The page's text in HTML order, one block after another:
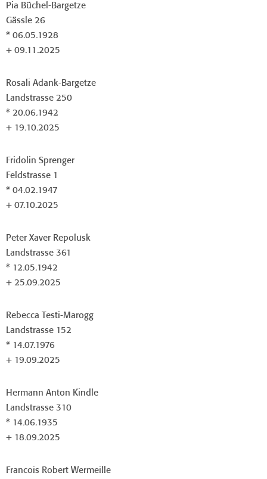
Pia Büchel-Bargetze
Gässle 26
* 06.05.1928
+ 09.11.2025
Rosali Adank-Bargetze
Landstrasse 250
* 20.06.1942
+ 19.10.2025
Fridolin Sprenger
Feldstrasse 1
* 04.02.1947
+ 07.10.2025
Peter Xaver Repolusk
Landstrasse 361
* 12.05.1942
+ 25.09.2025
Rebecca Testi-Marogg
Landstrasse 152
* 14.07.1976
+ 19.09.2025
Hermann Anton Kindle
Landstrasse 310
* 14.06.1935
+ 18.09.2025
Francois Robert Wermeille